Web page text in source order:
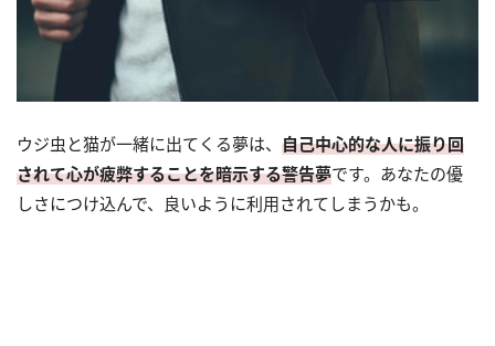
ウジ虫と猫が一緒に出てくる夢は、 自己中心的な人に振り回
されて心が疲弊することを暗示する警告夢です。あなたの優
しさにつけ込んで、良いように利用されてしまうかも。